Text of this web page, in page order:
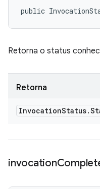
public
Retorna o status
Retorna
InvocationStatus.
invocation